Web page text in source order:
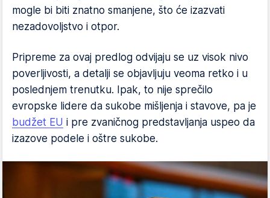
mogle bi biti znatno smanjene, što će izazvati
nezadovoljstvo i otpor.
Pripreme za ovaj predlog odvijaju se uz visok nivo
poverljivosti, a detalji se objavljuju veoma retko i u
poslednjem trenutku. Ipak, to nije sprečilo
evropske lidere da sukobe mišljenja i stavove, pa je
budžet EU i pre zvaničnog predstavljanja uspeo da
izazove podele i oštre sukobe.